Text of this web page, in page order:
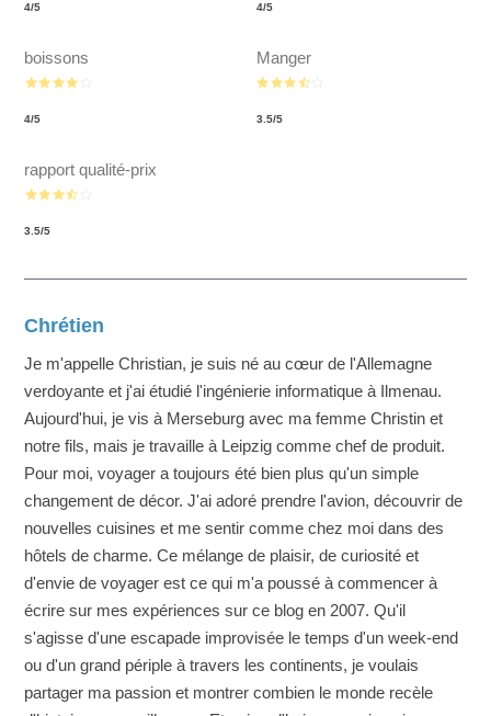
4/5 4/5
boissons
4/5
Manger
3.5/5
rapport qualité-prix
3.5/5
Chrétien
Je m'appelle Christian, je suis né au cœur de l'Allemagne
verdoyante et j'ai étudié l'ingénierie informatique à Ilmenau.
Aujourd'hui, je vis à Merseburg avec ma femme Christin et
notre fils, mais je travaille à Leipzig comme chef de produit.
Pour moi, voyager a toujours été bien plus qu'un simple
changement de décor. J'ai adoré prendre l'avion, découvrir de
nouvelles cuisines et me sentir comme chez moi dans des
hôtels de charme. Ce mélange de plaisir, de curiosité et
d'envie de voyager est ce qui m'a poussé à commencer à
écrire sur mes expériences sur ce blog en 2007. Qu'il
s'agisse d'une escapade improvisée le temps d'un week-end
ou d'un grand périple à travers les continents, je voulais
partager ma passion et montrer combien le monde recèle